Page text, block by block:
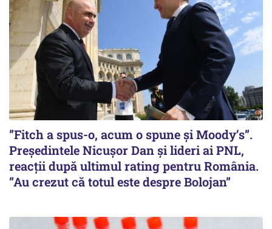
”Fitch a spus-o, acum o spune și Moody’s”.
Președintele Nicușor Dan și lideri ai PNL,
reacții după ultimul rating pentru România.
”Au crezut că totul este despre Bolojan”